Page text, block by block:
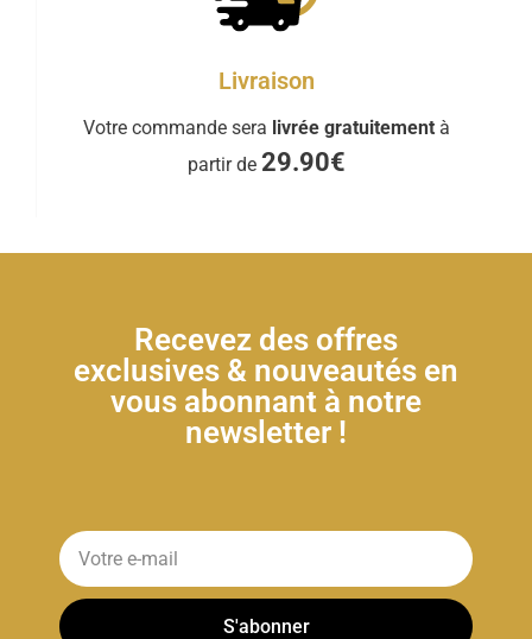
Livraison
Votre commande sera livrée gratuitement à
partir de 29.90€
Recevez des offres
exclusives & nouveautés en
vous abonnant à notre
newsletter !
S'abonner